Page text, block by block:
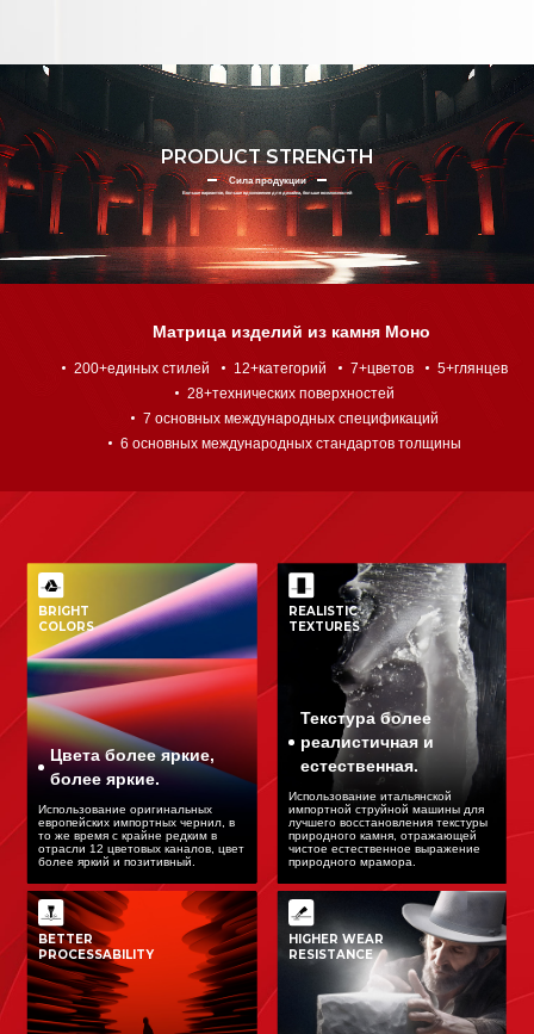
PRODUCT STRENGTH
Сила продукции
Больше вариантов, больше вдохновения для дизайна, больше возможностей
WE JUST
HAPPEN TO MAKE GREAT
SINTERED STONE
Матрица изделий из камня Моно
200+единых стилей 12+категорий 7+цветов
5+глянцев
28+технических поверхностей
7 основных международных спецификаций
6 основных международных стандартов толщины
BRIGHT
COLORS
Цвета более яркие,
более яркие.
Использование оригинальных
европейских импортных чернил, в
то же время с крайне редким в
отрасли 12 цветовых каналов, цвет
более яркий и позитивный.
REALISTIC
TEXTURES
Текстура более
реалистичная и
естественная.
Использование итальянской
импортной струйной машины для
лучшего восстановления текстуры
природного камня, отражающей
чистое естественное выражение
природного мрамора.
BETTER
PROCESSABILITY
HIGHER WEAR
RESISTANCE